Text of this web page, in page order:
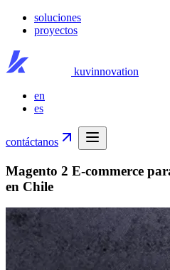
soluciones
proyectos
kuvinnovation
en
es
contáctanos
Magento 2 E-commerce
en Chile